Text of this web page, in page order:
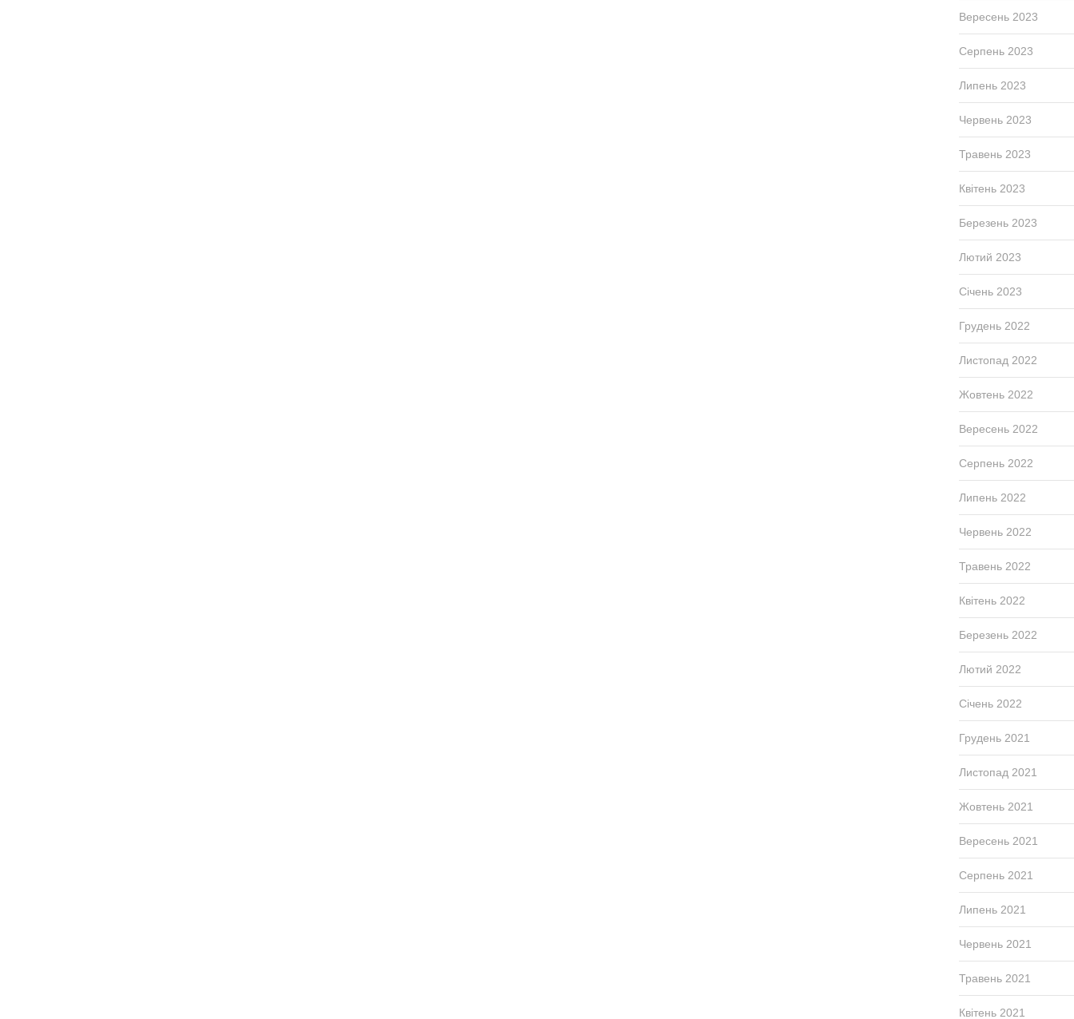
Вересень 2023
Серпень 2023
Липень 2023
Червень 2023
Травень 2023
Квітень 2023
Березень 2023
Лютий 2023
Січень 2023
Грудень 2022
Листопад 2022
Жовтень 2022
Вересень 2022
Серпень 2022
Липень 2022
Червень 2022
Травень 2022
Квітень 2022
Березень 2022
Лютий 2022
Січень 2022
Грудень 2021
Листопад 2021
Жовтень 2021
Вересень 2021
Серпень 2021
Липень 2021
Червень 2021
Травень 2021
Квітень 2021